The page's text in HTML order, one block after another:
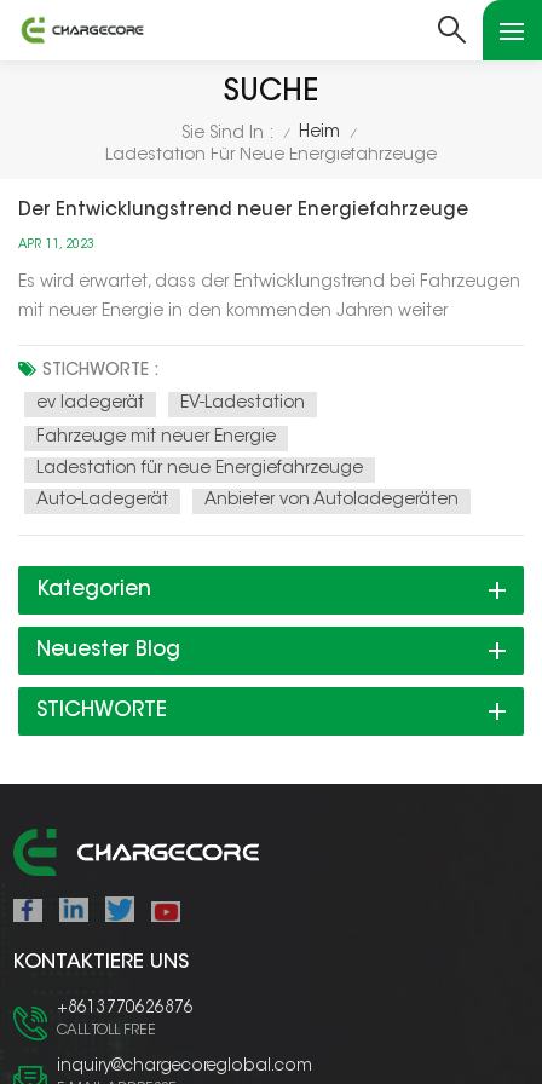
SUCHE
Sie Sind In : / Heim /
Ladestation Für Neue Energiefahrzeuge
Der Entwicklungstrend neuer Energiefahrzeuge
APR 11, 2023
Es wird erwartet, dass der Entwicklungstrend bei Fahrzeugen
mit neuer Energie in den kommenden Jahren weiter
Nachfrage: Mit dem zunehmenden Bewusstsein für
Umweltschutz und der Förderung staatlicher Maßnahmen
steigt die Nachfrage nach NEVs ra...
STICHWORTE :
ev ladegerät
EV-Ladestation
Fahrzeuge mit neuer Energie
Ladestation für neue Energiefahrzeuge
Auto-Ladegerät
Anbieter von Autoladegeräten
Kategorien
Neuester Blog
STICHWORTE
KONTAKTIERE UNS
+8613770626876
CALL TOLL FREE
inquiry@chargecoreglobal.com